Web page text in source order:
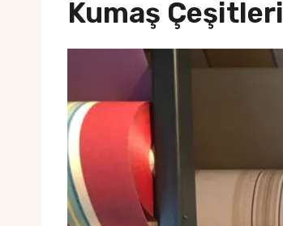
Kumaş Çeşitleri